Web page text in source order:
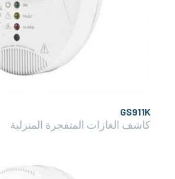
GS911K
كاشف الغازات المتفجرة المنزلية